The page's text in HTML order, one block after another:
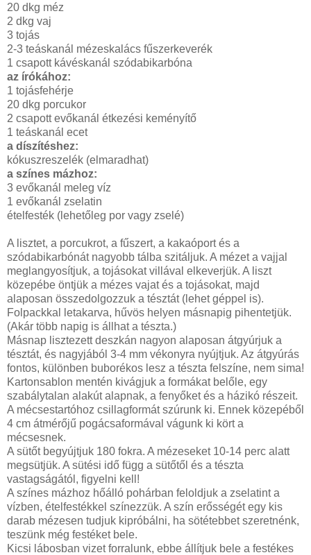
20 dkg méz
2 dkg vaj
3 tojás
2-3 teáskanál mézeskalács fűszerkeverék
1 csapott kávéskanál szódabikarbóna
az írókához:
1 tojásfehérje
20 dkg porcukor
2 csapott evőkanál étkezési keményítő
1 teáskanál ecet
a díszítéshez:
kókuszreszelék (elmaradhat)
a színes mázhoz:
3 evőkanál meleg víz
1 evőkanál zselatin
ételfesték (lehetőleg por vagy zselé)
A lisztet, a porcukrot, a fűszert, a kakaóport és a
szódabikarbónát nagyobb tálba szitáljuk. A mézet a vajjal
meglangyosítjuk, a tojásokat villával elkeverjük. A liszt
közepébe öntjük a mézes vajat és a tojásokat, majd
alaposan összedolgozzuk a tésztát (lehet géppel is).
Folpackkal letakarva, hűvös helyen másnapig pihentetjük.
(Akár több napig is állhat a tészta.)
Másnap lisztezett deszkán nagyon alaposan átgyúrjuk a
tésztát, és nagyjából 3-4 mm vékonyra nyújtjuk. Az átgyúrás
fontos, különben buborékos lesz a tészta felszíne, nem sima!
Kartonsablon mentén kivágjuk a formákat belőle, egy
szabálytalan alakút alapnak, a fenyőket és a házikó részeit.
A mécsestartóhoz csillagformát szúrunk ki. Ennek közepéből
4 cm átmérőjű pogácsaformával vágunk ki kört a
mécsesnek.
A sütőt begyújtjuk 180 fokra. A mézeseket 10-14 perc alatt
megsütjük. A sütési idő függ a sütőtől és a tészta
vastagságától, figyelni kell!
A színes mázhoz hőálló pohárban feloldjuk a zselatint a
vízben, ételfestékkel színezzük. A szín erősségét egy kis
darab mézesen tudjuk kipróbálni, ha sötétebbet szeretnénk,
teszünk még festéket bele.
Kicsi lábosban vizet forralunk, ebbe állítjuk bele a festékes